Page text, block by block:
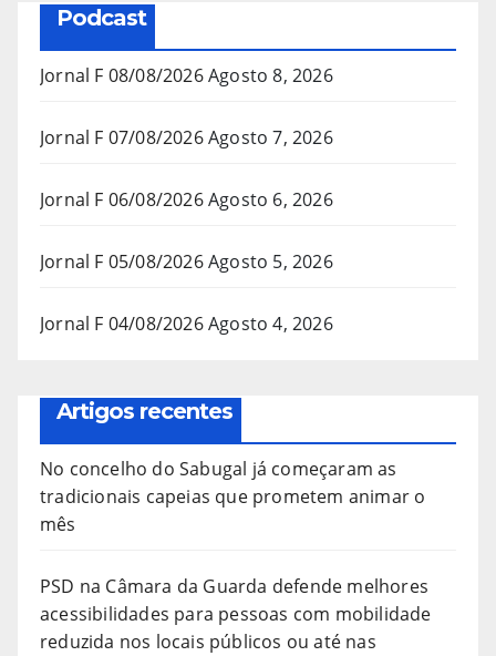
Podcast
Jornal F 08/08/2026Agosto 8, 2026
Jornal F 07/08/2026Agosto 7, 2026
Jornal F 06/08/2026Agosto 6, 2026
Jornal F 05/08/2026Agosto 5, 2026
Jornal F 04/08/2026Agosto 4, 2026
Artigos recentes
No concelho do Sabugal já começaram as
tradicionais capeias que prometem animar o
mês
PSD na Câmara da Guarda defende melhores
acessibilidades para pessoas com mobilidade
reduzida nos locais públicos ou até nas